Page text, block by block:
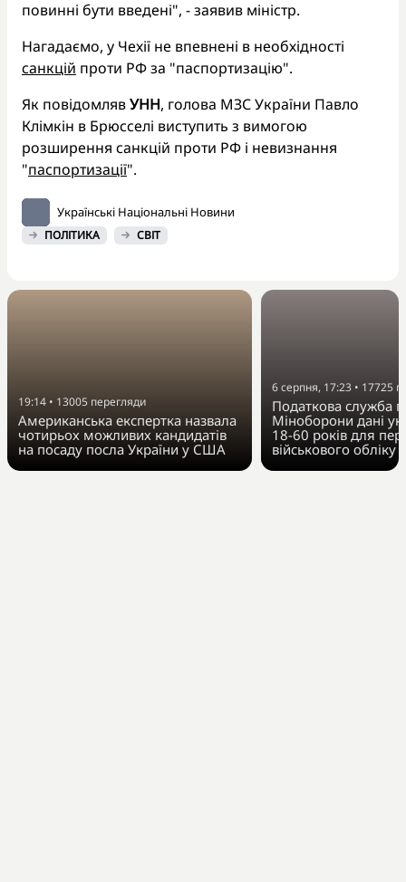
повинні бути введені", - заявив міністр.
Нагадаємо, у Чехії не впевнені в необхідності
санкцій проти РФ за "паспортизацію".
Як повідомлявУНН, голова МЗС України Павло
Клімкін в Брюсселі виступить з вимогою
розширення санкцій проти РФ і невизнання
"паспортизації".
Українські Національні Новини
ПОЛІТИКА СВІТ
19:14 • 13005 перегляди
Американська експертка назвала
чотирьох можливих кандидатів
на посаду посла України у США
6 серпня, 17:23 • 17725
Податкова служба
Міноборони дані
18-60 років для
військового обліку